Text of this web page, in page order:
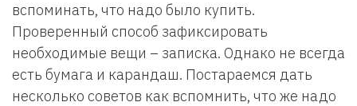
вспоминать, что надо было купить.
Проверенный способ зафиксировать
необходимые вещи – записка. Однако не всегда
есть бумага и карандаш. Постараемся дать
несколько советов как вспомнить, что же надо